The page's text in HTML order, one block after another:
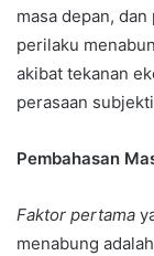
masa depan,
perilaku
akibat tekanan
perasaan
Pembahasan
Faktor pertama
menabung